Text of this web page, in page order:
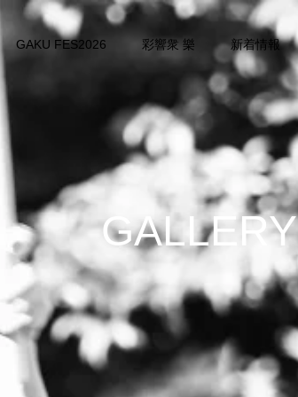
GAKU FES2026 彩響衆 樂 新着情報
GALLERY